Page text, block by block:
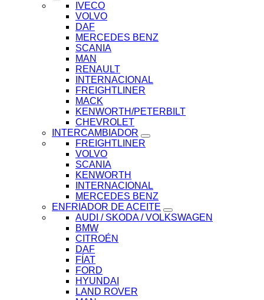
IVECO
VOLVO
DAF
MERCEDES BENZ
SCANIA
MAN
RENAULT
INTERNACIONAL
FREIGHTLINER
MACK
KENWORTH/PETERBILT
CHEVROLET
INTERCAMBIADOR
FREIGHTLINER
VOLVO
SCANIA
KENWORTH
INTERNACIONAL
MERCEDES BENZ
ENFRIADOR DE ACEITE
AUDI / SKODA / VOLKSWAGEN
BMW
CITROÉN
DAF
FÍAT
FORD
HYUNDAI
LAND ROVER